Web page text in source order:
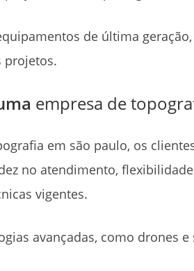
de última
projetos.
empresa de
em são paulo, os
no atendimento,
vigentes.
avançadas, como drones